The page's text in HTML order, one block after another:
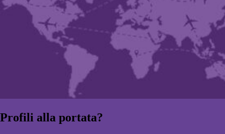
Profili alla portata?